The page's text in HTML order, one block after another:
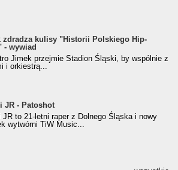
"Historii Polskiego Hip-
zdradza kulisy "Historii Polskiego Hip-
- wywiad
Jimek przejmie Stadion Śląski, by wspólnie z
i orkiestrą...
JR - Patoshot
JR to 21-letni raper z Dolnego Śląska i nowy
wytwórni TiW Music...